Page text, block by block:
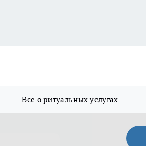
Все о ритуальных услугах